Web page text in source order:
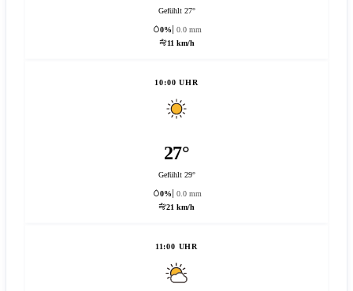
Gefühlt 27°
0%
0.0 mm
11 km/h
10:00 UHR
27°
Gefühlt 29°
0%
0.0 mm
21 km/h
11:00 UHR